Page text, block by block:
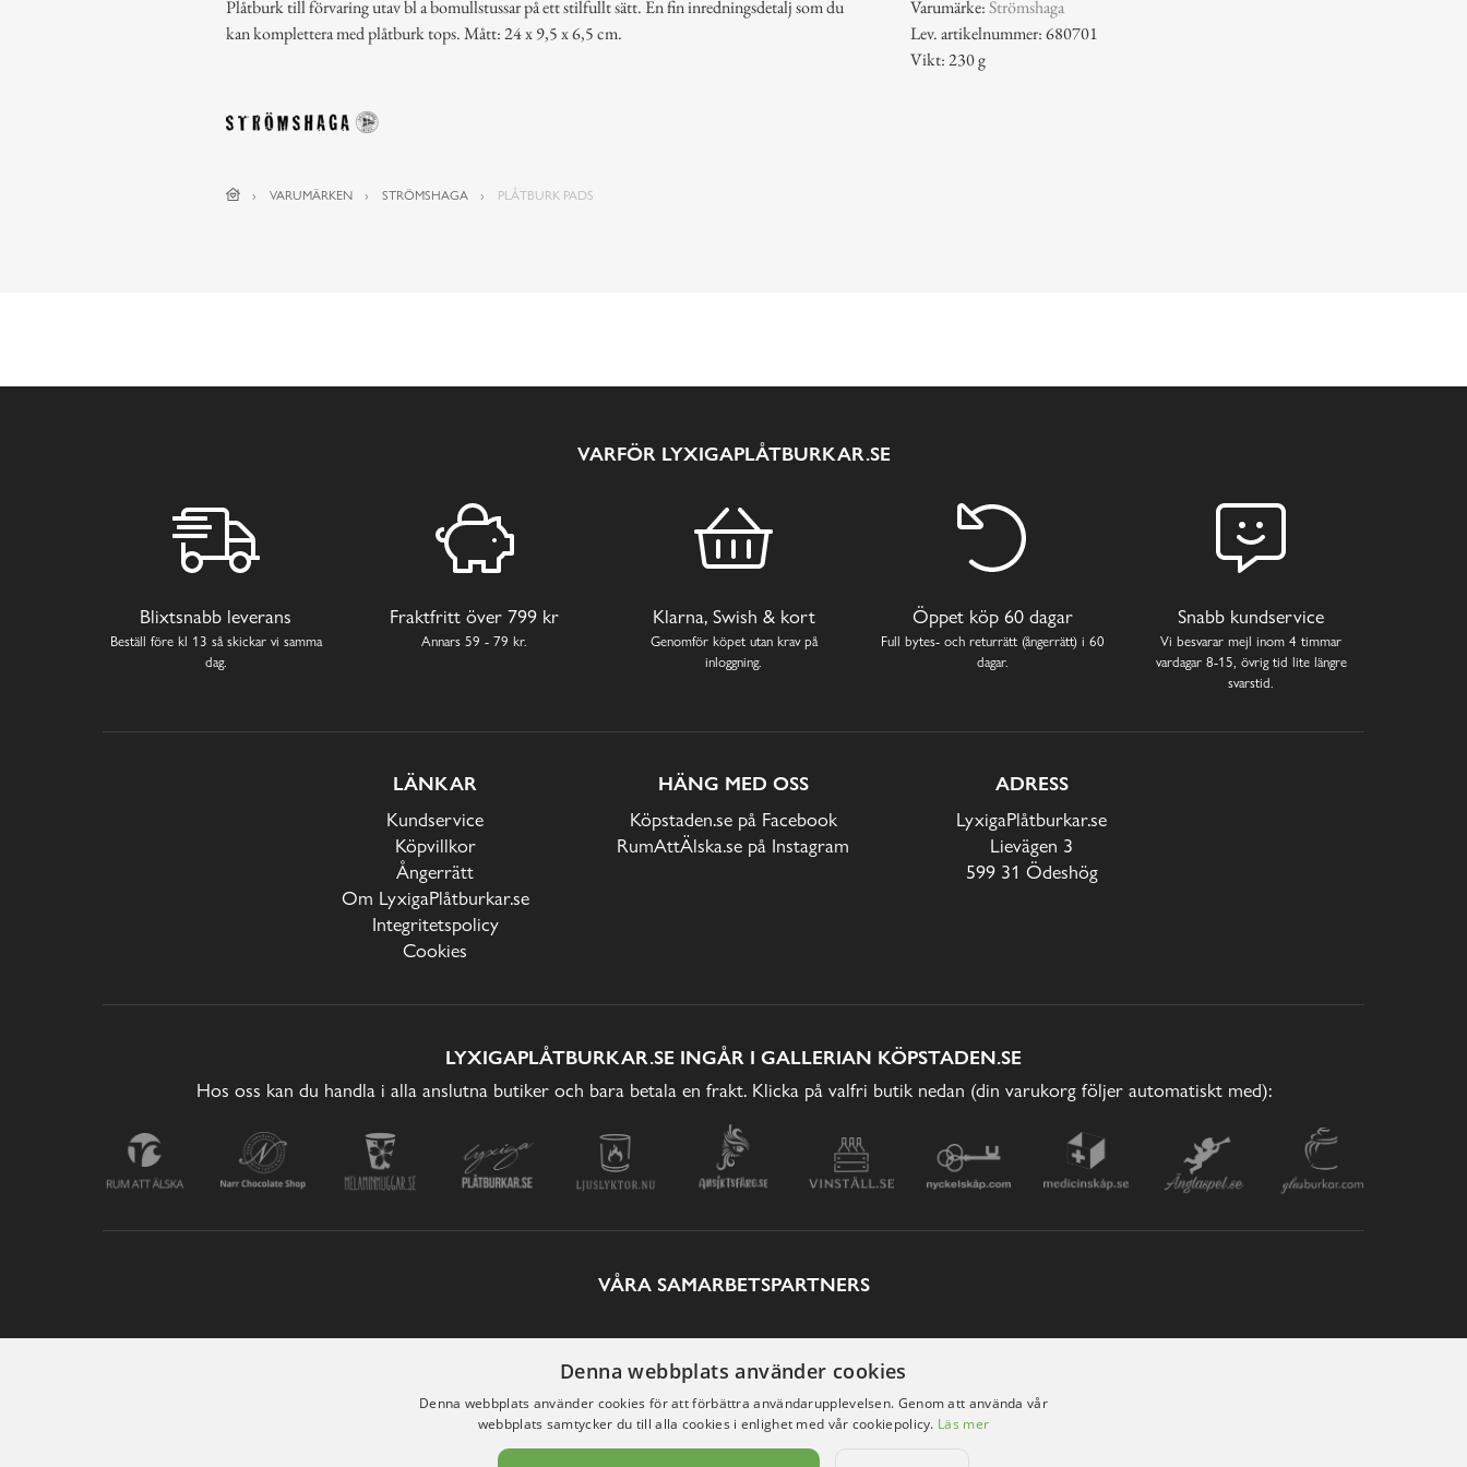
Plåtburk till förvaring utav bl a bomullstussar på ett stilfullt sätt. En fin inredningsdetalj som du
kan komplettera med plåtburk tops. Mått: 24 x 9,5 x 6,5 cm.
Varumärke:Strömshaga
Lev. artikelnummer: 680701
Vikt: 230 g
VARUMÄRKEN STRÖMSHAGA PLÅTBURK PADS
VARFÖR LYXIGAPLÅTBURKAR.SE
Blixtsnabb leverans
Beställ före kl 13 så skickar vi samma
dag.
Fraktfritt över 799 kr
Annars 59 - 79 kr.
Klarna, Swish & kort
Genomför köpet utan krav på
inloggning.
Öppet köp 60 dagar
Full bytes- och returrätt (ångerrätt) i 60
dagar.
Snabb kundservice
Vi besvarar mejl inom 4 timmar
vardagar 8-15, övrig tid lite längre
svarstid.
LÄNKAR
Kundservice
Köpvillkor
Ångerrätt
Om LyxigaPlåtburkar.se
Integritetspolicy
Cookies
HÄNG MED OSS
Köpstaden.se på Facebook
RumAttÄlska.se på Instagram
ADRESS
LyxigaPlåtburkar.se
Lievägen 3
599 31 Ödeshög
LYXIGAPLÅTBURKAR.SE INGÅR I GALLERIAN KÖPSTADEN.SE
Hos oss kan du handla i alla anslutna butiker och bara betala en frakt. Klicka på valfri butik nedan (din varukorg följer automatiskt med):
VÅRA SAMARBETSPARTNERS
Denna webbplats använder cookies
Denna webbplats använder cookies för att förbättra användarupplevelsen. Genom att använda vår
webbplats samtycker du till alla cookies i enlighet med vår cookiepolicy. Läs mer